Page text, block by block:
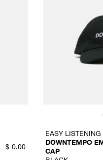
$ 0.00
EASY LISTENING
DOWNTEMPO
CAP